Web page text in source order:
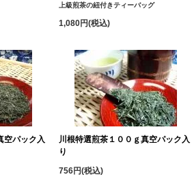
上級煎茶の紐付きティーバッグ
1,080円(税込)
空パック入
川根特選煎茶１００ｇ真空パック入
り
756円(税込)